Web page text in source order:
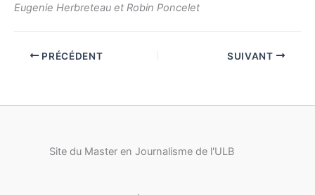
Eugenie Herbreteau et Robin Poncelet
PRÉCÉDENT SUIVANT
Site du Master en Journalisme de l'ULB